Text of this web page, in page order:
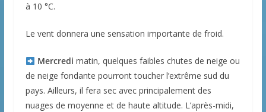
à 10 °C.
Le vent donnera une sensation importante de froid.
Mercredi matin, quelques faibles chutes de neige ou
de neige fondante pourront toucher l’extrême sud du
pays. Ailleurs, il fera sec avec principalement des
nuages de moyenne et de haute altitude. L’après-midi,